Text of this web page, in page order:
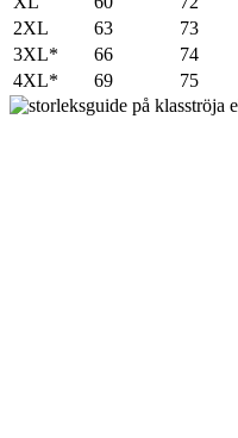
2XL
63 73
3XL*
66 74
4XL*
69 75